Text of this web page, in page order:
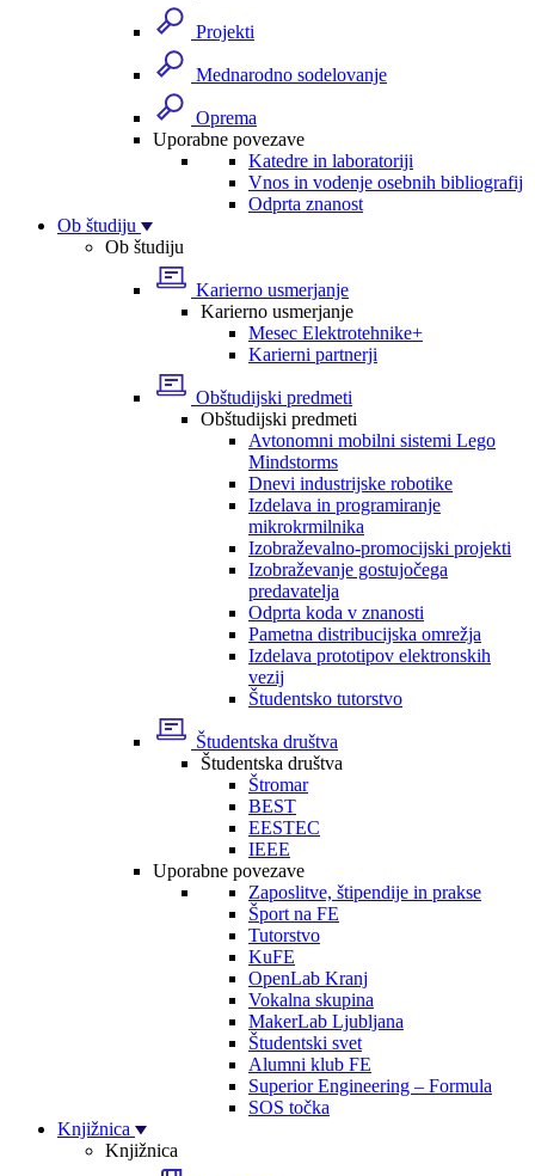
Projekti
Mednarodno sodelovanje
Oprema
Uporabne povezave
Katedre in laboratoriji
Vnos in vodenje osebnih bibliografij
Odprta znanost
Ob študiju
Ob študiju
Karierno usmerjanje
Karierno usmerjanje
Mesec Elektrotehnike+
Karierni partnerji
Obštudijski predmeti
Obštudijski predmeti
Avtonomni mobilni sistemi Lego
Mindstorms
Dnevi industrijske robotike
Izdelava in programiranje
mikrokrmilnika
Izobraževalno-promocijski projekti
Izobraževanje gostujočega
predavatelja
Odprta koda v znanosti
Pametna distribucijska omrežja
Izdelava prototipov elektronskih
vezij
Študentsko tutorstvo
Študentska društva
Študentska društva
Štromar
BEST
EESTEC
IEEE
Uporabne povezave
Zaposlitve, štipendije in prakse
Šport na FE
Tutorstvo
KuFE
OpenLab Kranj
Vokalna skupina
MakerLab Ljubljana
Študentski svet
Alumni klub FE
Superior Engineering – Formula
SOS točka
Knjižnica
Knjižnica